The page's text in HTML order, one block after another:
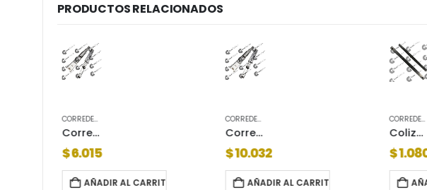
PRODUCTOS RELACIONADOS
CORREDERAS
Corredera telescopica 300mm zinc/neg.9000002
$6.015
AÑADIR AL CARRITO
CORREDERAS
Corredera telescopica 500mm zinc/neg.9000006
$10.032
AÑADIR AL CARRITO
CORREDERAS
Coliza pvc de 315mm c/teton negra
$1.080